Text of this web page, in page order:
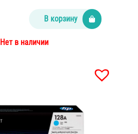
В корзину
Нет в наличии